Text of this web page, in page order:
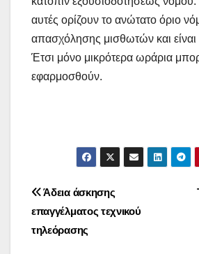
αυτές ορίζουν το ανώτατο όριο
απασχόλησης μισθωτών και είναι
Έτσι μόνο μικρότερα ωράρια
εφαρμοσθούν.
Πλοήγηση
άρθρων
Άδεια άσκησης
επαγγέλματος τεχνικού
τηλεόρασης